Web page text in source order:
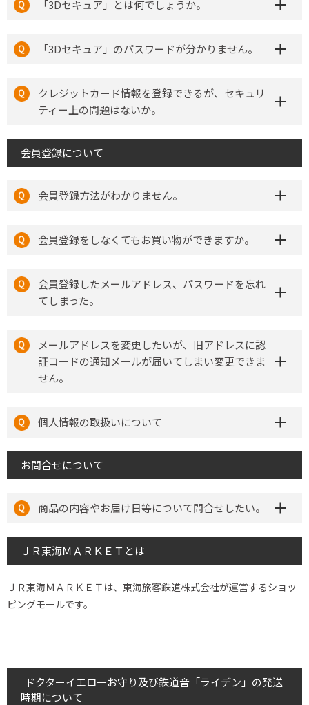
「3Dセキュア」とは何でしょうか。
「3Dセキュア」のパスワードが分かりません。
クレジットカード情報を登録できるが、セキュリ
ティー上の問題はないか。
会員登録について
会員登録方法がわかりません。
会員登録をしなくてもお買い物ができますか。
会員登録したメールアドレス、パスワードを忘れ
てしまった。
メールアドレスを変更したいが、旧アドレスに認
証コードの通知メールが届いてしまい変更できま
せん。
個人情報の取扱いについて
お問合せについて
商品の内容やお届け日等について問合せしたい。
ＪＲ東海ＭＡＲＫＥＴとは
ＪＲ東海ＭＡＲＫＥＴは、東海旅客鉄道株式会社が運営するショッ
ピングモールです。
ドクターイエローお守り及び鉄道音「ライデン」の発送
時期について